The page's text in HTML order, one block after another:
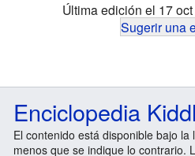
Última edición el 17
Sugerir una
Enciclopedia
El contenido está disponible bajo la
menos que se indique lo contrario.